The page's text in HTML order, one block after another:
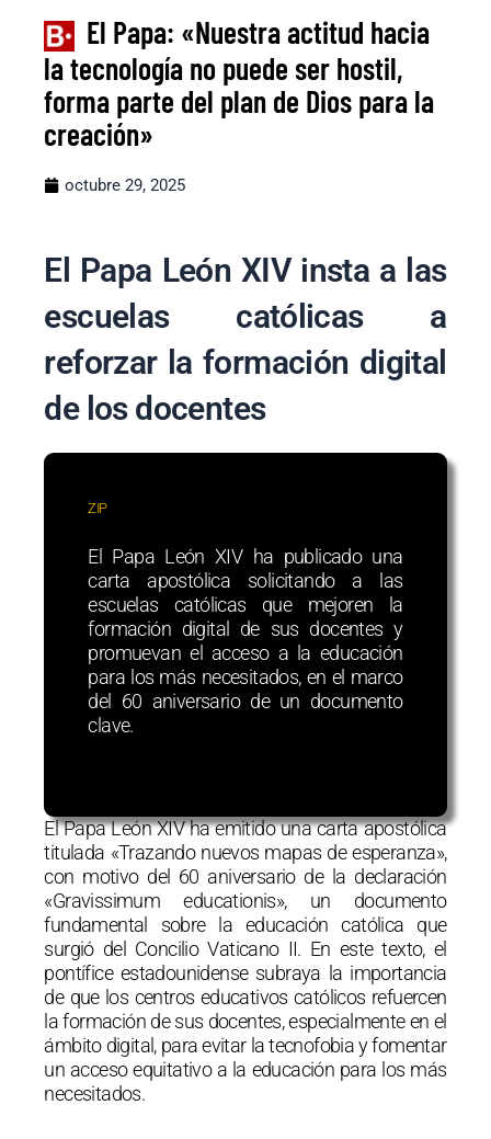
El Papa: «Nuestra actitud hacia
la tecnología no puede ser hostil,
forma parte del plan de Dios para la
creación»
octubre 29, 2025
El Papa León XIV insta a las
escuelas católicas a
reforzar la formación digital
de los docentes
ZIP
El Papa León XIV ha publicado una
carta apostólica solicitando a las
escuelas católicas que mejoren la
formación digital de sus docentes y
promuevan el acceso a la educación
para los más necesitados, en el marco
del 60 aniversario de un documento
clave.
El Papa León XIV ha emitido una carta apostólica
titulada «Trazando nuevos mapas de esperanza»,
con motivo del 60 aniversario de la declaración
«Gravissimum educationis», un documento
fundamental sobre la educación católica que
surgió del Concilio Vaticano II. En este texto, el
pontífice estadounidense subraya la importancia
de que los centros educativos católicos refuercen
la formación de sus docentes, especialmente en el
ámbito digital, para evitar la tecnofobia y fomentar
un acceso equitativo a la educación para los más
necesitados.